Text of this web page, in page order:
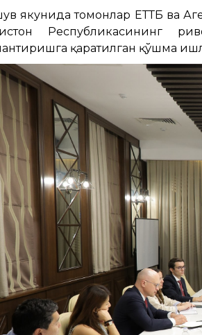
якунида томонлар ЕТТБ ва
Республикасининг
қаратилган қўшма